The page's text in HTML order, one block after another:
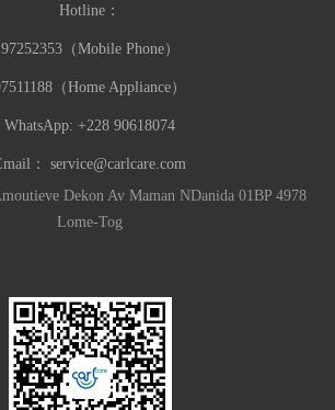
Hotline：
97252353（Mobile Phone）
（Home Appliance）
WhatsApp: +228 90618074
： service@carlcare.com
Dekon Av Maman NDanida 01BP 4978
Lome-Tog